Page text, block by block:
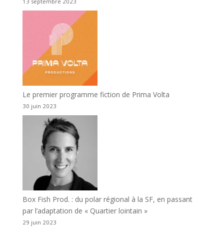
Le premier programme fiction de Prima Volta
30 juin 2023
Box Fish Prod. : du polar régional à la SF, en passant
par l’adaptation de « Quartier lointain »
29 juin 2023